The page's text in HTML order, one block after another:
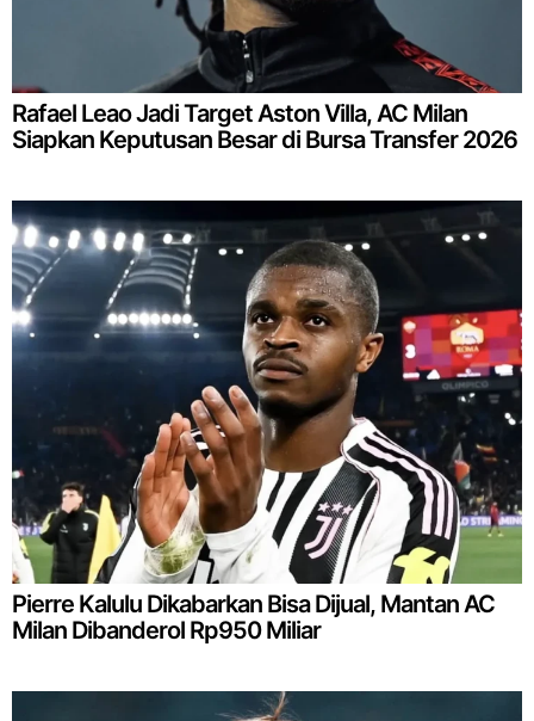
Rafael Leao Jadi Target Aston Villa, AC Milan
Siapkan Keputusan Besar di Bursa Transfer 2026
Pierre Kalulu Dikabarkan Bisa Dijual, Mantan AC
Milan Dibanderol Rp950 Miliar